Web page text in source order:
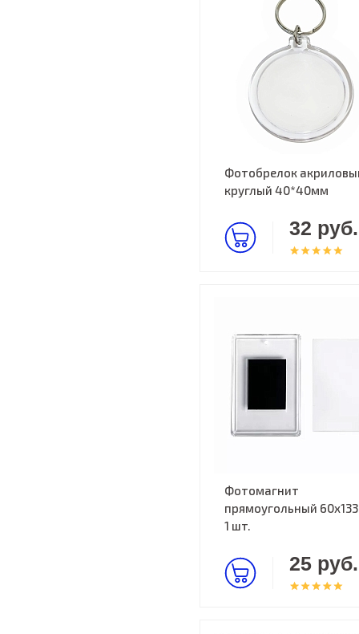
Фотобрелок
круглый 40*40мм
32 руб.
Фотомагнит
прямоугольный
1 шт.
25 руб.